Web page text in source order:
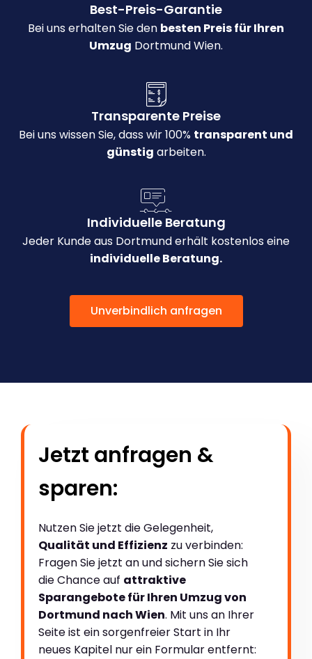
Best-Preis-Garantie
Bei uns erhalten Sie den besten Preis für Ihren
Umzug Dortmund Wien.
Transparente Preise
Bei uns wissen Sie, dass wir 100% transparent und
günstig arbeiten.
Individuelle Beratung
Jeder Kunde aus Dortmund erhält kostenlos eine
individuelle Beratung.
Unverbindlich anfragen
Jetzt anfragen &
sparen:
Nutzen Sie jetzt die Gelegenheit,
Qualität und Effizienz zu verbinden:
Fragen Sie jetzt an und sichern Sie sich
die Chance auf attraktive
Sparangebote für Ihren Umzug von
Dortmund nach Wien. Mit uns an Ihrer
Seite ist ein sorgenfreier Start in Ihr
neues Kapitel nur ein Formular entfernt: